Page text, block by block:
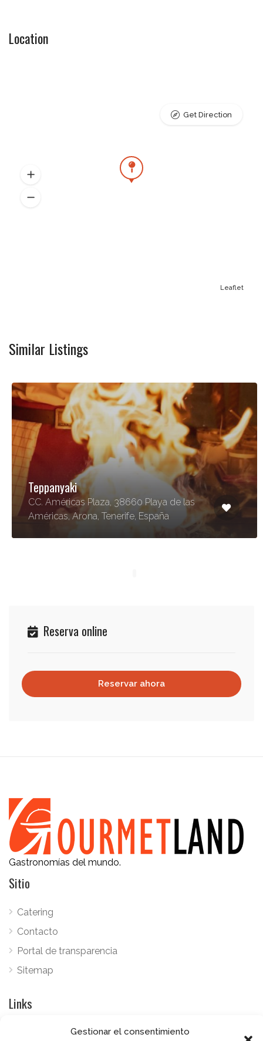
Gestionar el consentimiento
Location
Leaflet
Get Direction
Similar Listings
Teppanyaki
CC. Américas Plaza, 38660 Playa de las
Américas, Arona, Tenerife, España
Reserva online
Reservar ahora
Gastronomías del mundo.
Sitio
Catering
Contacto
Portal de transparencia
Sitemap
Links